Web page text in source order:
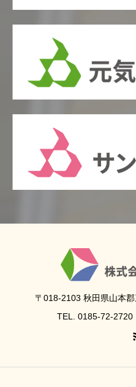
〒018-2103 秋田県山本
TEL. 0185-72-